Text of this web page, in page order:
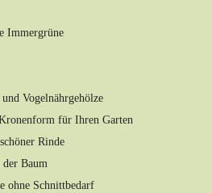
Immergrüne
Vogelnährgehölze
für Ihren Garten
Rinde
Baum
ohne Schnittbedarf